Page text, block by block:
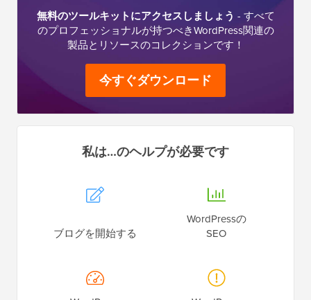
無料のツールキットにアクセスしましょう - すべて
のプロフェッショナルが持つべきWordPress関連の
製品とリソースのコレクションです！
今すぐダウンロード
私は…のヘルプが必要です
ブログを開始する
WordPressの
SEO